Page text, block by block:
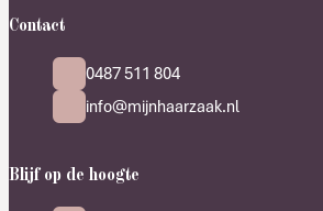
Contact
0487 511 804
info@mijnhaarzaak.nl
Blijf op de hoogte